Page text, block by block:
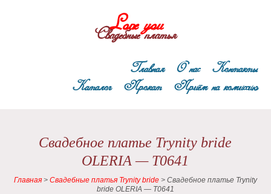
Love you
Свадебные платья
Контакты
О нас
Главная
Приём на комиссию
Прокат
Каталог
Свадебное платье Trynity bride
OLERIA — T0641
Главная> Свадебные платья Trynity bride> Свадебное платье Trynity
bride OLERIA — T0641